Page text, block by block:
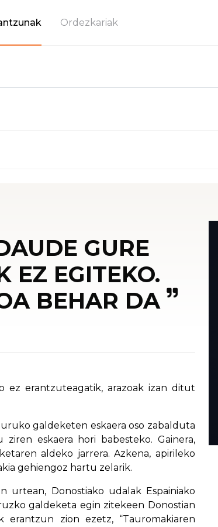
Ordezkariak
GURE
EZ EGITEKO.
BEHAR DA
ez erantzuteagatik, arazoak izan ditut
galdeketen eskaera oso zabalduta
eskaera hori babesteko. Gainera,
aldeko jarrera. Azkena, apirileko
gehiengoz hartu zelarik.
urtean, Donostiako udalak Espainiako
galdeketa egin zitekeen Donostian
erantzun zion ezetz, “Tauromakiaren